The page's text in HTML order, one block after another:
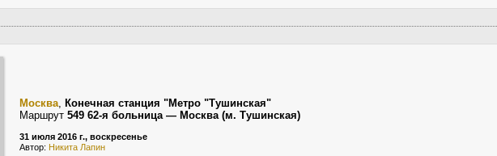
Москва, Конечная станция "Метро "Тушинская"
Маршрут 549 62-я больница — Москва (м. Тушинская)
31 июля 2016 г., воскресенье
Автор: Никита Лапин